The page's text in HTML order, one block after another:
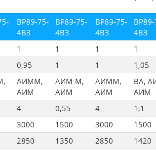
ВР89-75-
4ВЗ
ВР89-75-
4ВЗ
ВР89-75-
4ВЗ
4ВЗ
1 1 1 1
0,95 1 1 1,05
АИММ,
АИМ
АИМ-М,
АИМ
АИММ,
АИМ
ВА,
АИМ
4 0,55 4 1,1
3000 1500 3000 1500
2850 1350 2850 1420